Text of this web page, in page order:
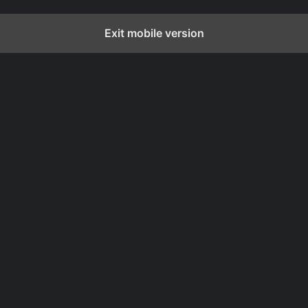
Exit mobile version